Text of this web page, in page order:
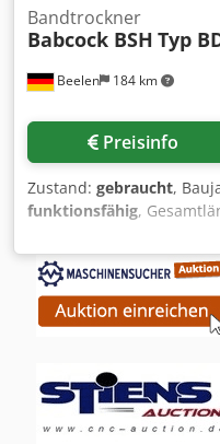
Beelen 184 km
Bandtrockner
Babcock BSH Typ
Preisinfo
Zustand: gebraucht,
funktionsfähig,
Arbeitsbreite 4.600 mm,
mm mit Presswalzen,
Heißwasser,
Typ BFT46 und
Rollenbreite 600 mm,
Apnsha Es ist ein
verfügbar.